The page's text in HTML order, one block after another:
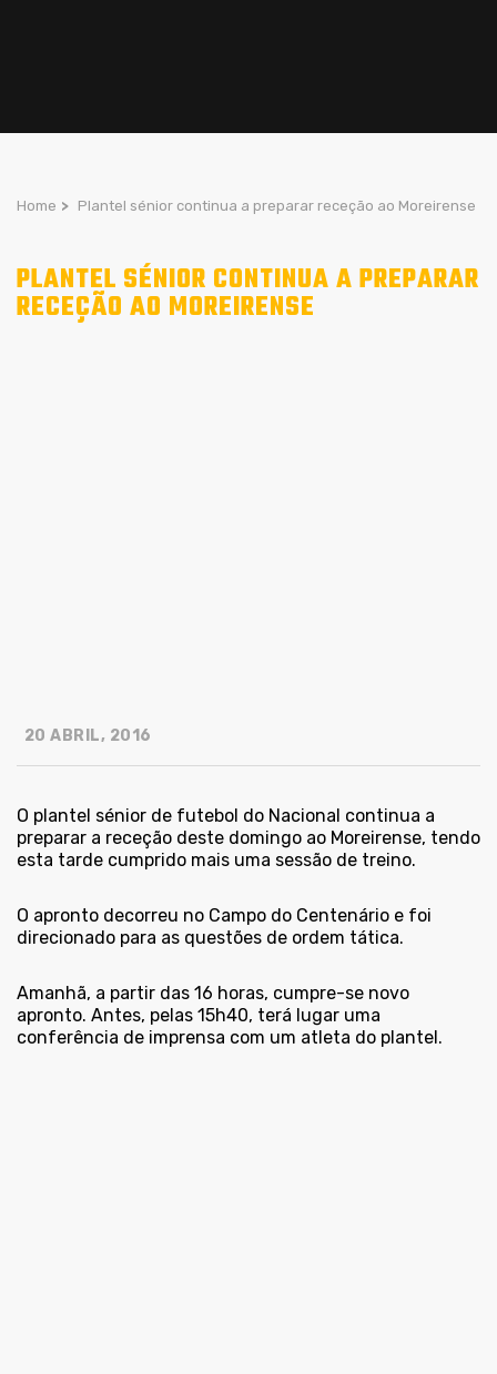
Home > Plantel sénior continua a preparar receção ao Moreirense
PLANTEL SÉNIOR CONTINUA A PREPARAR
RECEÇÃO AO MOREIRENSE
20 ABRIL, 2016
O plantel sénior de futebol do Nacional continua a
preparar a receção deste domingo ao Moreirense, tendo
esta tarde cumprido mais uma sessão de treino.
O apronto decorreu no Campo do Centenário e foi
direcionado para as questões de ordem tática.
Amanhã, a partir das 16 horas, cumpre-se novo
apronto. Antes, pelas 15h40, terá lugar uma
conferência de imprensa com um atleta do plantel.